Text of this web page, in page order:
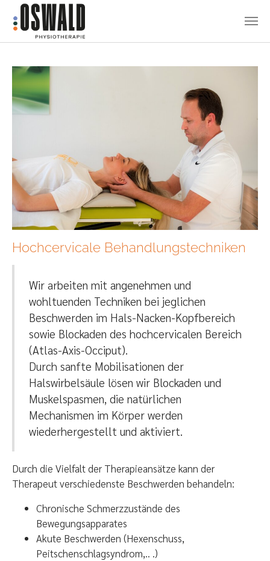
Zum Hauptinhalt springen
Hochcervicale Behandlungstechniken
Wir arbeiten mit angenehmen und
wohltuenden Techniken bei jeglichen
Beschwerden im Hals-Nacken-Kopfbereich
sowie Blockaden des hochcervicalen Bereich
(Atlas-Axis-Occiput).
Durch sanfte Mobilisationen der
Halswirbelsäule lösen wir Blockaden und
Muskelspasmen, die natürlichen
Mechanismen im Körper werden
wiederhergestellt und aktiviert.
Durch die Vielfalt der Therapieansätze kann der
Therapeut verschiedenste Beschwerden behandeln:
Chronische Schmerzzustände des
Bewegungsapparates
Akute Beschwerden (Hexenschuss,
Peitschenschlagsyndrom,.. .)